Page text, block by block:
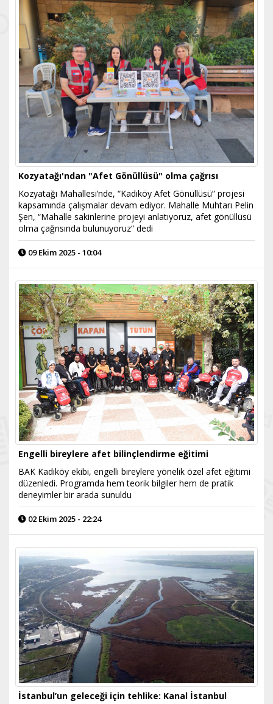
Kozyatağı'ndan "Afet Gönüllüsü" olma çağrısı
Kozyatağı Mahallesi’nde, “Kadıköy Afet Gönüllüsü” projesi
kapsamında çalışmalar devam ediyor. Mahalle Muhtarı Pelin
Şen, “Mahalle sakinlerine projeyi anlatıyoruz, afet gönüllüsü
olma çağrısında bulunuyoruz“ dedi
09 Ekim 2025 - 10:04
Engelli bireylere afet bilinçlendirme eğitimi
BAK Kadıköy ekibi, engelli bireylere yönelik özel afet eğitimi
düzenledi. Programda hem teorik bilgiler hem de pratik
deneyimler bir arada sunuldu
02 Ekim 2025 - 22:24
İstanbul’un geleceği için tehlike: Kanal İstanbul